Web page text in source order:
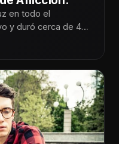
en todo el
y duró cerca de 48